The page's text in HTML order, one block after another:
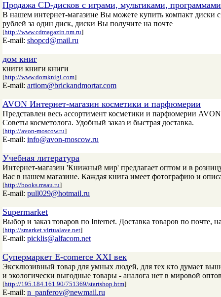
Продажа CD-дисков с играми, мультиками,
В нашем интернет-магазине Вы можете купить компакт
рублей за один диск, диски Вы получите на почте
[http://www.cdmagazin.nm.ru]
E-mail: shopcd@mail.ru
дом книг
книги книги книги
[http://www.domknigi.com]
E-mail: artiom@brickandmortar.com
AVON Интернет-магазин косметики и парфюмерии
Представлен весь ассортимент косметики и парфюмерии
Советы косметолога. Удобный заказ и быстрая доставка.
[http://avon-moscow.ru]
E-mail: info@avon-moscow.ru
Учебная литература
Интернет-магазин 'Книжный мир' предлагает оптом и в
Вас в нашем магазине. Каждая книга имеет фотографию и
[http://books.msau.ru]
E-mail: pull029@hotmail.ru
Supermarket
Выбор и заказ товаров по Internet. Доставка товаров по почте,
[http://smarket.virtualave.net]
E-mail: picklis@alfacom.net
Супермаркет E-comerce XXI век
Эксклюзивный товар для умных людей, для тех кто думает
и экологически выгодные товары - аналога нет в мировой
[http://195.184.161.90/751369/startshop.htm]
E-mail: n_panferov@newmail.ru